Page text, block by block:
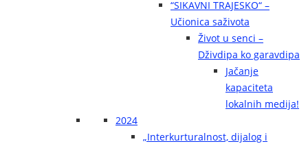
“SIKAVNI TRAJESKO“ –
Učionica saživota
Život u senci –
Dživdipa ko garavdipa
Jačanje
kapaciteta
lokalnih medija!
2024
„Interkurturalnost, dijalog i